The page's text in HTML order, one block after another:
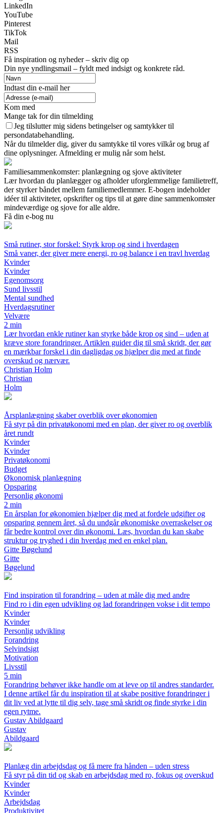
LinkedIn
YouTube
Pinterest
TikTok
Mail
RSS
Få inspiration og nyheder – skriv dig op
Din nye yndlingsmail – fyldt med indsigt og konkrete råd.
Indtast din e-mail her
Kom med
Mange tak for din tilmelding
Jeg tilslutter mig sidens betingelser og samtykker til
persondatabehandling.
Når du tilmelder dig, giver du samtykke til vores vilkår og brug af
dine oplysninger. Afmelding er mulig når som helst.
Familiesammenkomster: planlægning og sjove aktiviteter
Lær hvordan du planlægger og afholder uforglemmelige familietreff,
der styrker båndet mellem familiemedlemmer. E-bogen indeholder
idéer til aktiviteter, opskrifter og tips til at gøre dine sammenkomster
mindeværdige og sjove for alle aldre.
Få din e-bog nu
Små rutiner, stor forskel: Styrk krop og sind i hverdagen
Små vaner, der giver mere energi, ro og balance i en travl hverdag
Kvinder
Kvinder
Egenomsorg
Sund livsstil
Mental sundhed
Hverdagsrutiner
Velvære
2 min
Lær hvordan enkle rutiner kan styrke både krop og sind – uden at
kræve store forandringer. Artiklen guider dig til små skridt, der gør
en mærkbar forskel i din dagligdag og hjælper dig med at finde
overskud og nærvær.
Christian Holm
Christian
Holm
Årsplanlægning skaber overblik over økonomien
Få styr på din privatøkonomi med en plan, der giver ro og overblik
året rundt
Kvinder
Kvinder
Privatøkonomi
Budget
Økonomisk planlægning
Opsparing
Personlig økonomi
2 min
En årsplan for økonomien hjælper dig med at fordele udgifter og
opsparing gennem året, så du undgår økonomiske overraskelser og
får bedre kontrol over din økonomi. Læs, hvordan du kan skabe
struktur og tryghed i din hverdag med en enkel plan.
Gitte Bøgelund
Gitte
Bøgelund
Find inspiration til forandring – uden at måle dig med andre
Find ro i din egen udvikling og lad forandringen vokse i dit tempo
Kvinder
Kvinder
Personlig udvikling
Forandring
Selvindsigt
Motivation
Livsstil
5 min
Forandring behøver ikke handle om at leve op til andres standarder.
I denne artikel får du inspiration til at skabe positive forandringer i
dit liv ved at lytte til dig selv, tage små skridt og finde styrke i din
egen rytme.
Gustav Abildgaard
Gustav
Abildgaard
Planlæg din arbejdsdag og få mere fra hånden – uden stress
Få styr på din tid og skab en arbejdsdag med ro, fokus og overskud
Kvinder
Kvinder
Arbejdsdag
Produktivitet